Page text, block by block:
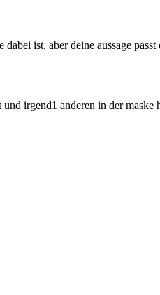
ist, aber deine aussage
irgend1 anderen in der